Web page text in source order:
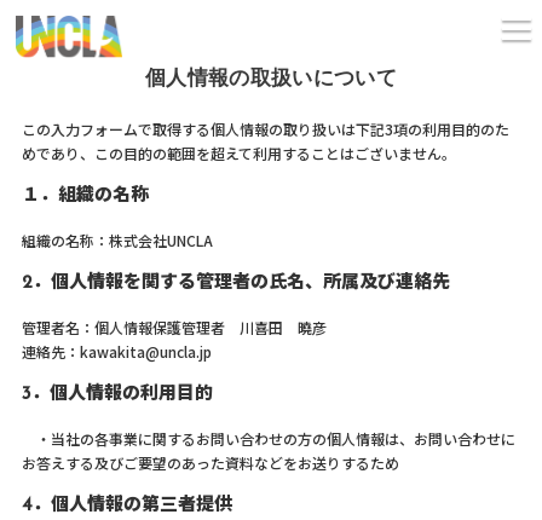
個人情報の取扱いについて
この入力フォームで取得する個人情報の取り扱いは下記3項の利用目的のた
めであり、この目的の範囲を超えて利用することはございません。
１．組織の名称
組織の名称：株式会社UNCLA
2．個人情報を関する管理者の氏名、所属及び連絡先
管理者名：個人情報保護管理者 川喜田 曉彦
連絡先：kawakita@uncla.jp
3．個人情報の利用目的
・当社の各事業に関するお問い合わせの方の個人情報は、お問い合わせに
お答えする及びご要望のあった資料などをお送りするため
4．個人情報の第三者提供